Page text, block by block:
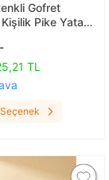
Gofret
Pike Yatak
Pike 200x230
TL